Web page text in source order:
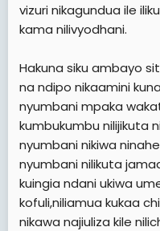
vizuri nikagundua ile
kama nilivyodhani.
Hakuna siku ambayo
na ndipo nikaamini
nyumbani mpaka
kumbukumbu nilijikuta
nyumbani nikiwa
nyumbani nilikuta
kuingia ndani ukiwa
kofuli,niliamua kukaa
nikawa najiuliza kile